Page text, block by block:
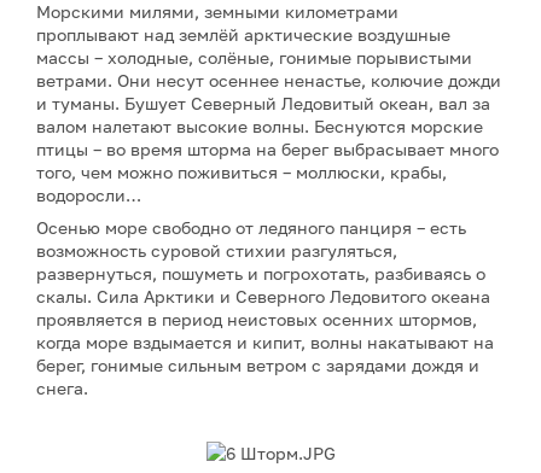
Морскими милями, земными километрами
проплывают над землёй арктические воздушные
массы – холодные, солёные, гонимые порывистыми
ветрами. Они несут осеннее ненастье, колючие дожди
и туманы. Бушует Северный Ледовитый океан, вал за
валом налетают высокие волны. Беснуются морские
птицы – во время шторма на берег выбрасывает много
того, чем можно поживиться – моллюски, крабы,
водоросли…
Осенью море свободно от ледяного панциря – есть
возможность суровой стихии разгуляться,
развернуться, пошуметь и погрохотать, разбиваясь о
скалы. Сила Арктики и Северного Ледовитого океана
проявляется в период неистовых осенних штормов,
когда море вздымается и кипит, волны накатывают на
берег, гонимые сильным ветром с зарядами дождя и
снега.